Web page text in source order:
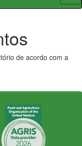
de acordo com a